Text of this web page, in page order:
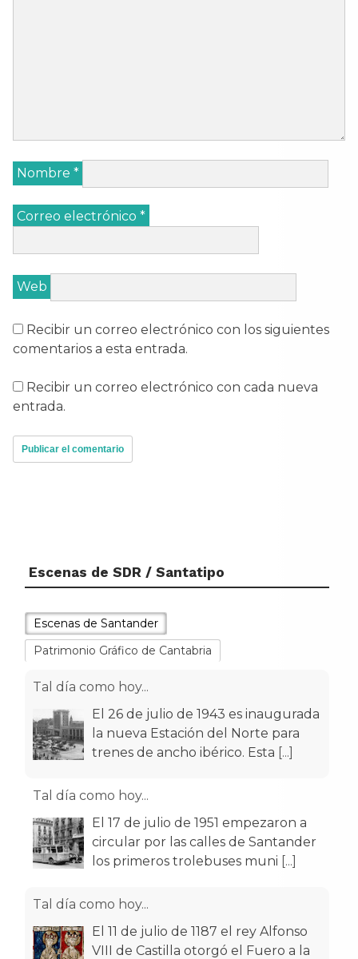
Nombre *
Correo electrónico *
Web
Recibir un correo electrónico con los siguientes
comentarios a esta entrada.
Recibir un correo electrónico con cada nueva
entrada.
Escenas de SDR / Santatipo
Escenas de Santander
Patrimonio Gráfico de Cantabria
Tal día como hoy...
El 26 de julio de 1943 es inaugurada
la nueva Estación del Norte para
trenes de ancho ibérico. Esta [...]
Tal día como hoy...
El 17 de julio de 1951 empezaron a
circular por las calles de Santander
los primeros trolebuses muni [...]
Tal día como hoy...
El 11 de julio de 1187 el rey Alfonso
VIII de Castilla otorgó el Fuero a la